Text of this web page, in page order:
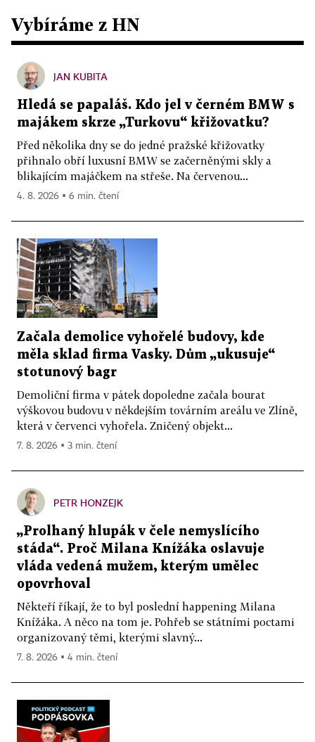
Vybíráme z HN
JAN KUBITA
Hledá se papaláš. Kdo jel v černém BMW s
majákem skrze „Turkovu“ křižovatku?
Před několika dny se do jedné pražské křižovatky
přihnalo obří luxusní BMW se začerněnými skly a
blikajícím majáčkem na střeše. Na červenou...
4. 8. 2026 ▪ 6 min. čtení
Začala demolice vyhořelé budovy, kde
měla sklad firma Vasky. Dům „ukusuje“
stotunový bagr
Demoliční firma v pátek dopoledne začala bourat
výškovou budovu v někdejším továrním areálu ve Zlíně,
která v červenci vyhořela. Zničený objekt...
7. 8. 2026 ▪ 3 min. čtení
PETR HONZEJK
„Prolhaný hlupák v čele nemyslícího
stáda“. Proč Milana Knížáka oslavuje
vláda vedená mužem, kterým umělec
opovrhoval
Někteří říkají, že to byl poslední happening Milana
Knížáka. A něco na tom je. Pohřeb se státními poctami
organizovaný těmi, kterými slavný...
7. 8. 2026 ▪ 4 min. čtení